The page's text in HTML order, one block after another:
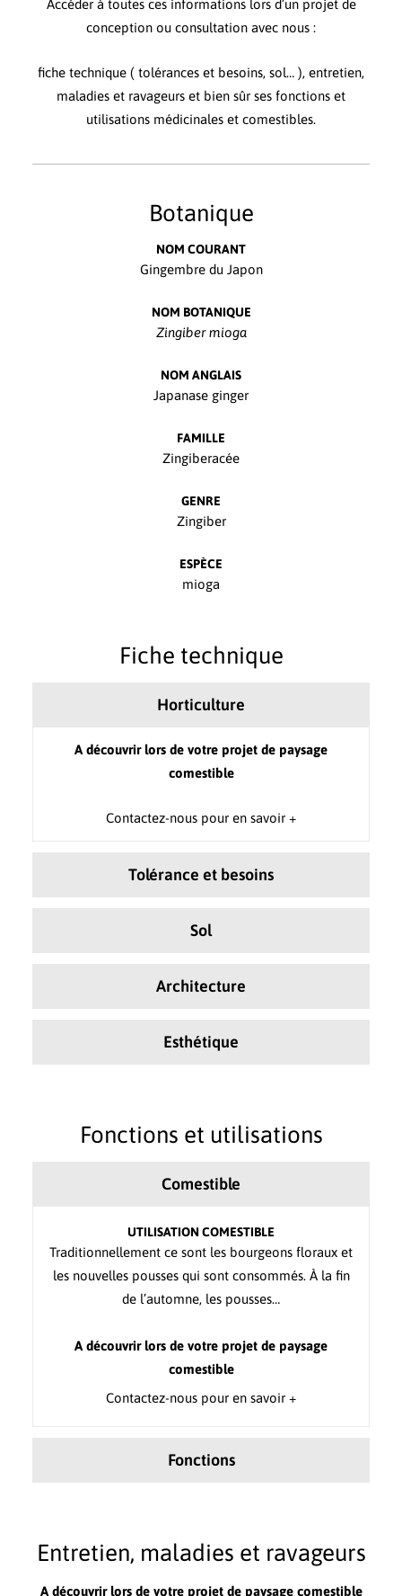
Accéder à toutes ces informations lors d’un projet de
conception ou consultation avec nous :
fiche technique ( tolérances et besoins, sol… ), entretien,
maladies et ravageurs et bien sûr ses fonctions et
utilisations médicinales et comestibles.
Botanique
NOM COURANT
Gingembre du Japon
NOM BOTANIQUE
Zingiber mioga
NOM ANGLAIS
Japanase ginger
FAMILLE
Zingiberacée
GENRE
Zingiber
ESPÈCE
mioga
Fiche technique
Horticulture
A découvrir lors de votre projet de paysage
comestible
Contactez-nous pour en savoir +
Tolérance et besoins
Sol
Architecture
Esthétique
Fonctions et utilisations
Comestible
UTILISATION COMESTIBLE
Traditionnellement ce sont les bourgeons floraux et
les nouvelles pousses qui sont consommés. À la fin
de l’automne, les pousses…
A découvrir lors de votre projet de paysage
comestible
Contactez-nous pour en savoir +
Fonctions
Entretien, maladies et ravageurs
A découvrir lors de votre projet de paysage comestible